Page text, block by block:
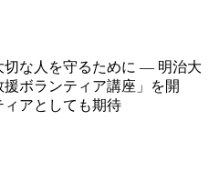
切な人を守るために — 明治大
ボランティア講座」を開
アとしても期待